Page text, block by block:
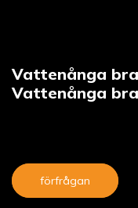
Vattenånga
Vattenånga
förfrågan